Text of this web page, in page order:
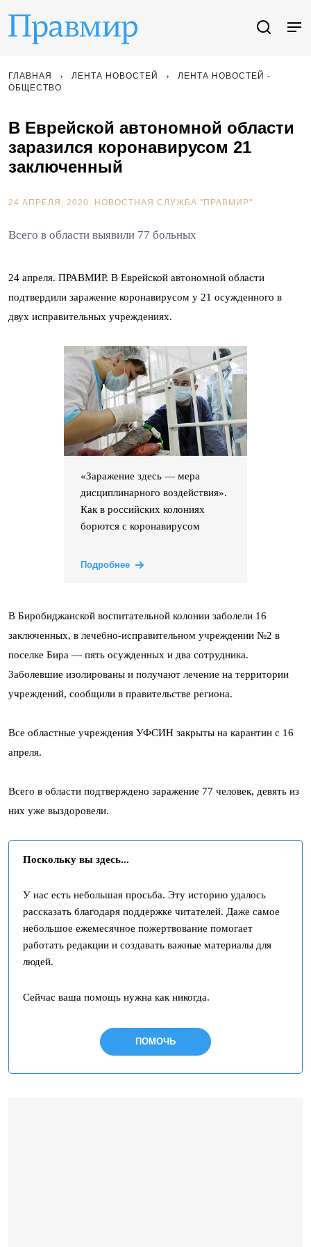
ГЛАВНАЯ ЛЕНТА НОВОСТЕЙ
ЛЕНТА НОВОСТЕЙ -
ОБЩЕСТВО
В Еврейской автономной области
заразился коронавирусом 21
заключенный
24 АПРЕЛЯ, 2020. НОВОСТНАЯ СЛУЖБА "ПРАВМИР"
Всего в области выявили 77 больных
24 апреля. ПРАВМИР. В Еврейской автономной области
подтвердили заражение коронавирусом у 21 осужденного в
двух исправительных учреждениях.
«Заражение здесь — мера
дисциплинарного воздействия».
Как в российских колониях
борются с коронавирусом
Подробнее
В Биробиджанской воспитательной колонии заболели 16
заключенных, в лечебно-исправительном учреждении №2 в
поселке Бира — пять осужденных и два сотрудника.
Заболевшие изолированы и получают лечение на территории
учреждений, сообщили в правительстве региона.
Все областные учреждения УФСИН закрыты на карантин с 16
апреля.
Всего в области подтверждено заражение 77 человек, девять из
них уже выздоровели.
Поскольку вы здесь...
У нас есть небольшая просьба. Эту историю удалось
рассказать благодаря поддержке читателей. Даже самое
небольшое ежемесячное пожертвование помогает
работать редакции и создавать важные материалы для
людей.
Сейчас ваша помощь нужна как никогда.
ПОМОЧЬ